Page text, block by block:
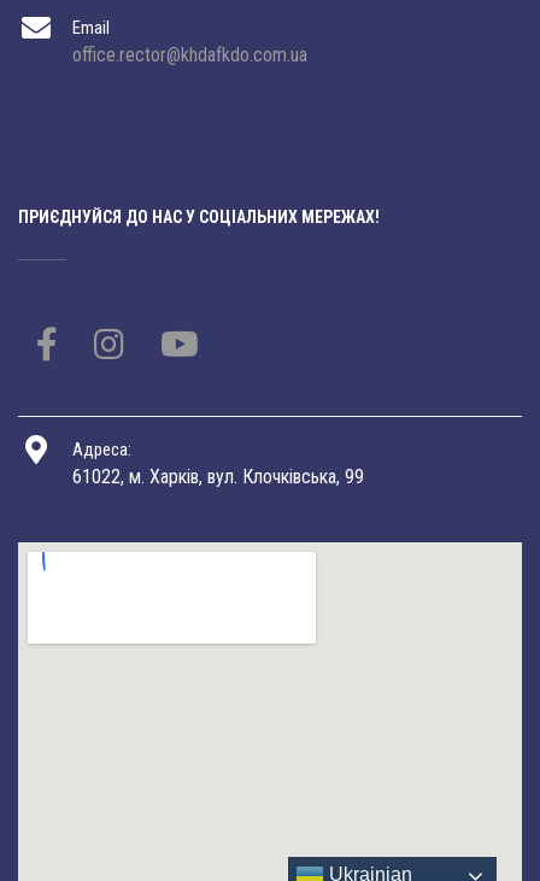
Email
office.rector@khdafkdo.com.ua
ПРИЄДНУЙСЯ ДО НАС У СОЦІАЛЬНИХ МЕРЕЖАХ!
Адреса:
61022, м. Харків, вул. Клочківська, 99
Ukrainian